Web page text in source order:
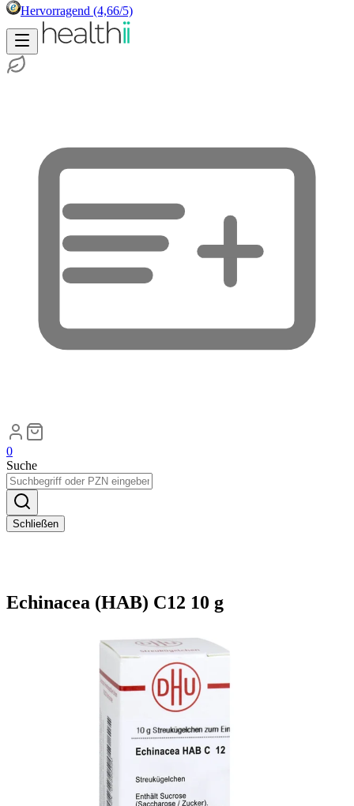
Hervorragend (4,66/5)
0
Suche
Schließen
Echinacea (HAB) C12 10 g